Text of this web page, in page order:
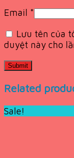
Email *
Lưu tên của
duyệt này cho
Related
Sale!